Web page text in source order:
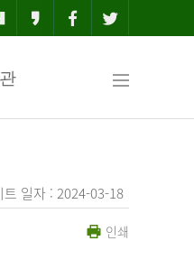
트 일자 : 2024-03-18
인쇄